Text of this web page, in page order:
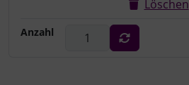
Löschen
Anzahl